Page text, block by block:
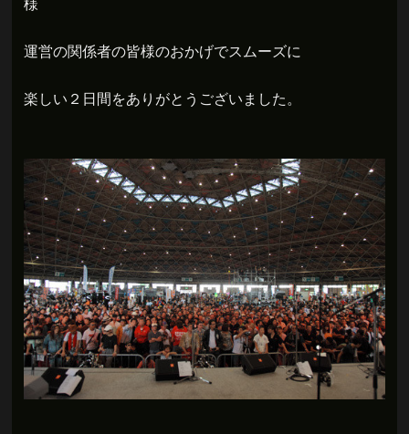
様
運営の関係者の皆様のおかげでスムーズに
楽しい２日間をありがとうございました。